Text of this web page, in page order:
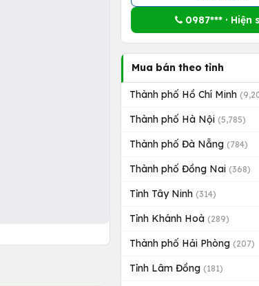
0987*** · Hiện
Mua bán theo tỉnh
Thành phố Hồ Chí Minh
Thành phố Hà Nội (5,785)
Thành phố Đà Nẵng (784)
Thành phố Đồng Nai (368)
Tỉnh Tây Ninh (314)
Tỉnh Khánh Hoà (289)
Thành phố Hải Phòng (207)
Tỉnh Lâm Đồng (181)